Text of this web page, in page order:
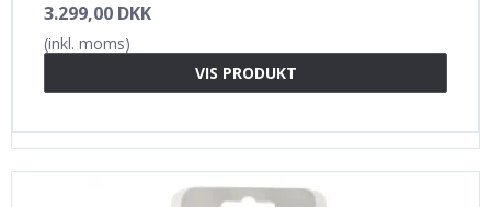
3.299,00 DKK
(inkl. moms)
VIS PRODUKT